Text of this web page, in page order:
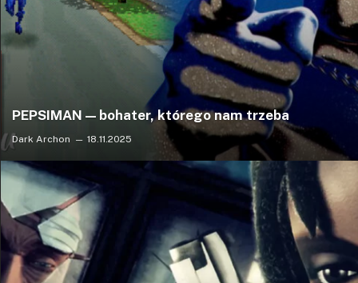
PEPSIMAN — bohater, którego nam trzeba
Dark Archon 18.11.2025